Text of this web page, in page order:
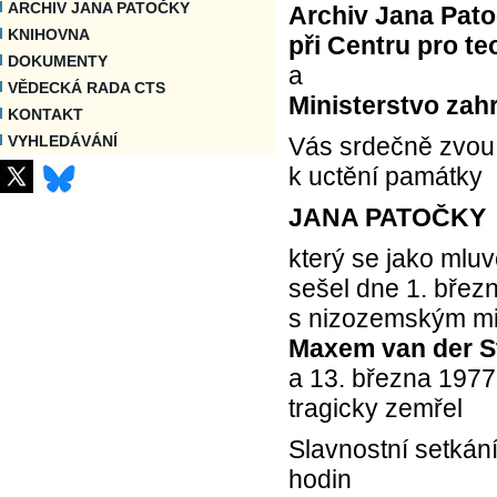
ARCHIV JANA PATOČKY
KNIHOVNA
DOKUMENTY
VĚDECKÁ RADA CTS
KONTAKT
VYHLEDÁVÁNÍ
Archiv Jana
při Centru pro
a
Ministerstvo
Vás srdečně
k uctění památky
JANA PATOČKY
který se jako
sešel dne 1.
s nizozemským
Maxem van der
a 13. března
tragicky zemřel
Slavnostní
hodin